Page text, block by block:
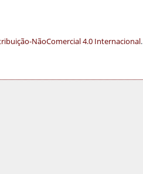
NãoComercial 4.0 Internacional.